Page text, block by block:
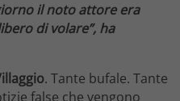
il noto attore era
di volare”, ha
. Tante bufale. Tante
false che vengono